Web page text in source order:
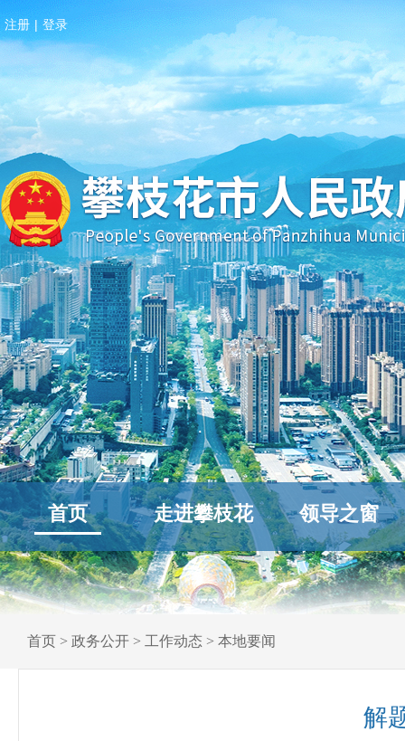
注册 | 登录
首页 走进攀枝花 领导之窗
首页 > 政务公开 > 工作动态 > 本地要闻
解